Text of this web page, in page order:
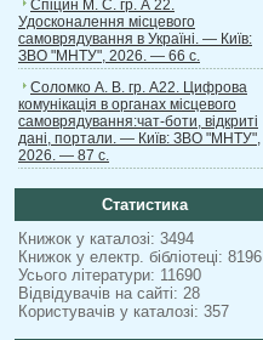
Спіцин М. С. гр. А 22.
Удосконалення місцевого
самоврядування в Україні. — Київ:
ЗВО "МНТУ", 2026. — 66 с.
Соломко А. В. гр. А22. Цифрова
комунікація в органах місцевого
самоврядування:чат-боти, відкриті
дані, портали. — Київ: ЗВО "МНТУ",
2026. — 87 с.
Статистика
Книжок у каталозі: 3494
Книжок у електр. бібліотеці: 8196
Усього літератури: 11690
Відвідувачів на сайті: 28
Користувачів у каталозі: 357